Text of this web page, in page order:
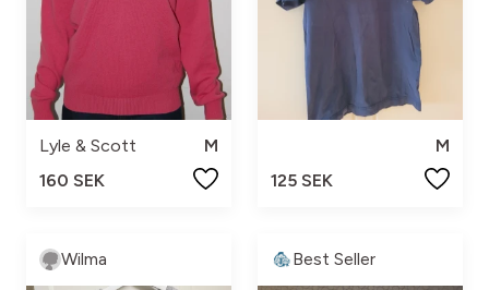
Lyle & Scott
M
160 SEK
M
125 SEK
Wilma Best Seller